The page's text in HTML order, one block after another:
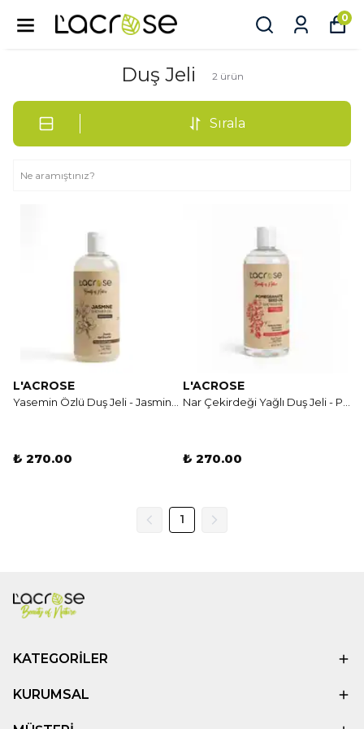
0
Duş Jeli 2 ürün
Sırala
L'ACROSE
₺ 270.00
L'ACROSE
₺ 270.00
1
KATEGORİLER
KURUMSAL